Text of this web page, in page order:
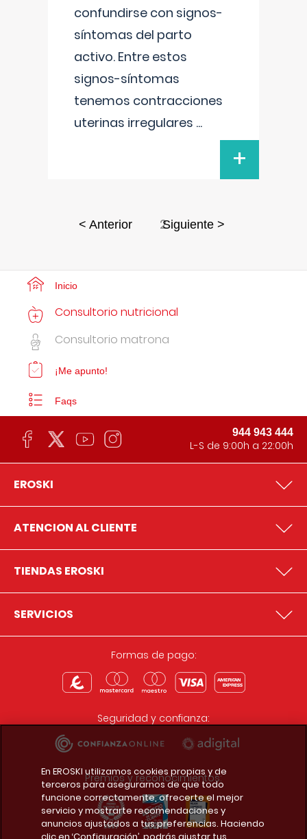
confundirse con signos-
síntomas del parto
activo. Entre estos
signos-síntomas
tenemos contracciones
uterinas irregulares ...
+
< Anterior 2Siguiente >
Inicio
Consultorio nutricional
Consultorio matrona
¡Me apunto!
Faqs
944 943 444
L-S de 9:00h a 22:00h
EROSKI
ATENCION AL CLIENTE
TIENDAS EROSKI
SERVICIOS
Formas de pago:
Seguridad y confianza:
Premios y reconocimientos:
En EROSKI utilizamos cookies propias y de
terceros para asegurarnos de que todo
funcione correctamente, ofrecerte el mejor
servicio y mostrarte recomendaciones y
anuncios ajustados a tus preferencias. Haciendo
clic en ‘Configuración’, podrás ajustar tus